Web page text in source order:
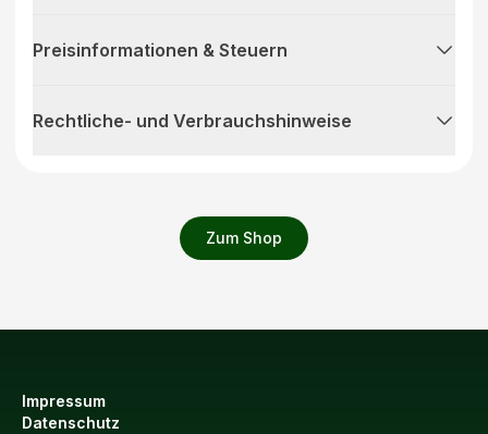
Zum Shop
Preisinformationen & Steuern
Rechtliche- und Verbrauchshinweise
Impressum
Datenschutz